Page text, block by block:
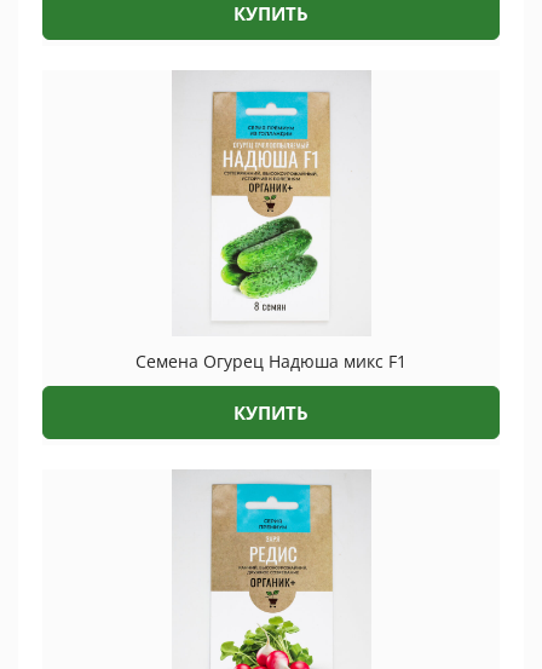
КУПИТЬ
Семена Огурец Надюша микс F1
КУПИТЬ